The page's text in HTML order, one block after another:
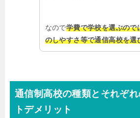
なので学費で学校を選ぶので
のしやすさ等で通信高校を選
通信制高校の種類とそれぞ
トデメリット